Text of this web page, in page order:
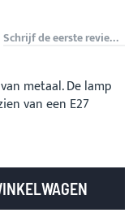
Schrijf de eerste review over dit product
metaal. De lamp
van een E27